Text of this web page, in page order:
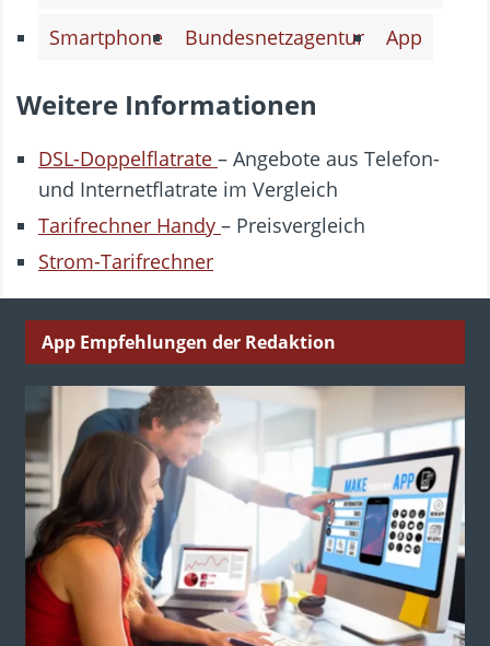
Smartphone
Bundesnetzagentur App
Weitere Informationen
DSL-Doppelflatrate – Angebote aus Telefon-
und Internetflatrate im Vergleich
Tarifrechner Handy – Preisvergleich
Strom-Tarifrechner
App Empfehlungen der Redaktion